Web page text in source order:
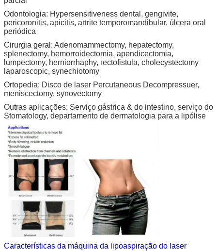
Odontologia: Hypersensitiveness dental, gengivite,
pericoronitis, apicitis, artrite temporomandibular, úlcera oral
periódica
Cirurgia geral: Adenomammectomy, hepatectomy,
splenectomy, hemorroidectomia, apendicectomia,
lumpectomy, herniorrhaphy, rectofistula, cholecystectomy
laparoscopic, synechiotomy
Ortopedia: Disco de laser Percutaneous Decompressuer,
meniscectomy, synovectomy
Outras aplicações: Serviço gástrica & do intestino, serviço do
Stomatology, departamento de dermatologia para a lipólise
Características da máquina da lipoaspiração do laser